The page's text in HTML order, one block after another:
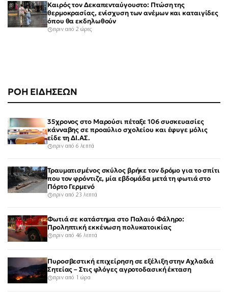
ΡΟΗ ΕΙΔΗΣΕΩΝ
35χρονος στο Μαρούσι πέταξε 106 συσκευασίες
κάνναβης σε προαύλιο σχολείου και έφυγε μόλις
είδε τη ΔΙ.ΑΣ.
πριν από 6 λεπτά
Τραυματισμένος σκύλος βρήκε τον δρόμο για το σπίτι
που τον φρόντιζε, μία εβδομάδα μετά τη φωτιά στο
Πόρτο Γερμενό
πριν από 23 λεπτά
Φωτιά σε κατάστημα στο Παλαιό Φάληρο:
Προληπτική εκκένωση πολυκατοικίας
πριν από 46 λεπτά
Πυροσβεστική επιχείρηση σε εξέλιξη στην Αχλαδιά
Σητείας – Στις φλόγες αγροτοδασική έκταση
πριν από 1 ώρα
Καιρός τον Δεκαπενταύγουστο: Πτώση της
θερμοκρασίας, ενίσχυση των ανέμων και καταιγίδες
όπου θα εκδηλωθούν
πριν από 2 ώρες